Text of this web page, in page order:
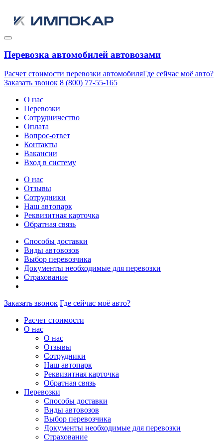
Перевозка автомобилей автовозами
Расчет стоимости перевозки автомобиляГде сейчас моё авто?
Заказать звонок 8 (800) 77-55-165
О нас
Перевозки
Сотрудничество
Оплата
Вопрос-ответ
Контакты
Вакансии
Вход в систему
О нас
Отзывы
Сотрудники
Наш автопарк
Реквизитная карточка
Обратная связь
Способы доставки
Виды автовозов
Выбор перевозчика
Документы необходимые для перевозки
Страхование
Заказать звонок Где сейчас моё авто?
Расчет стоимости
О нас
О нас
Отзывы
Сотрудники
Наш автопарк
Реквизитная карточка
Обратная связь
Перевозки
Способы доставки
Виды автовозов
Выбор перевозчика
Документы необходимые для перевозки
Страхование